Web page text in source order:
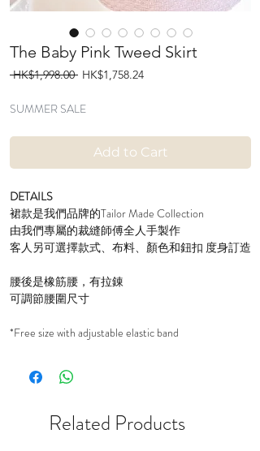
The Baby Pink Tweed Skirt
HK$1,998.00 Regular
HK$1,758.24Sale
SUMMER SALE
Add to Cart
DETAILS
裙款是我們品牌的Tailor Made Collection
由我們專屬的裁縫師傅全人手製作
客人另可選擇款式、布料、顏色和鈕扣 度身訂造
腰後是橡筋腰，有拉錬
可調節腰圍尺寸
*Free size with adjustable elastic band
Related Products